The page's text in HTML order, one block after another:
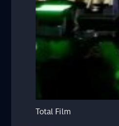
Total Film